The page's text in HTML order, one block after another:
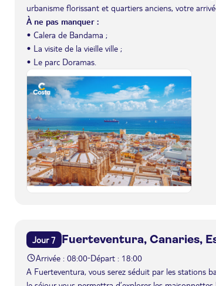
urbanisme florissant et quartiers anciens, votre
À ne pas manquer :
• Calera de Bandama ;
• La visite de la vieille ville ;
• Le parc Doramas.
Jour 7 Fuerteventura, Canaries,
Arrivée : 08:00-Départ : 18:00
A Fuerteventura, vous serez séduit par les stations